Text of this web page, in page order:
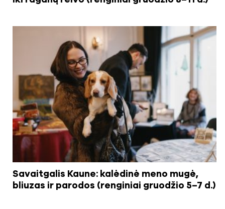
Savaitgalis Kaune: kalėdinė meno mugė,
bliuzas ir parodos (renginiai gruodžio 5–7 d.)